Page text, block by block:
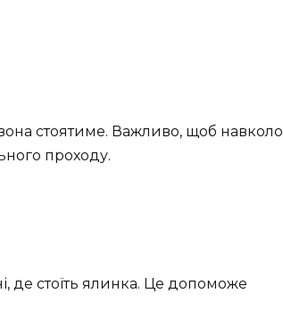
стоятиме. Важливо, щоб навколо
проходу.
де стоїть ялинка. Це допоможе